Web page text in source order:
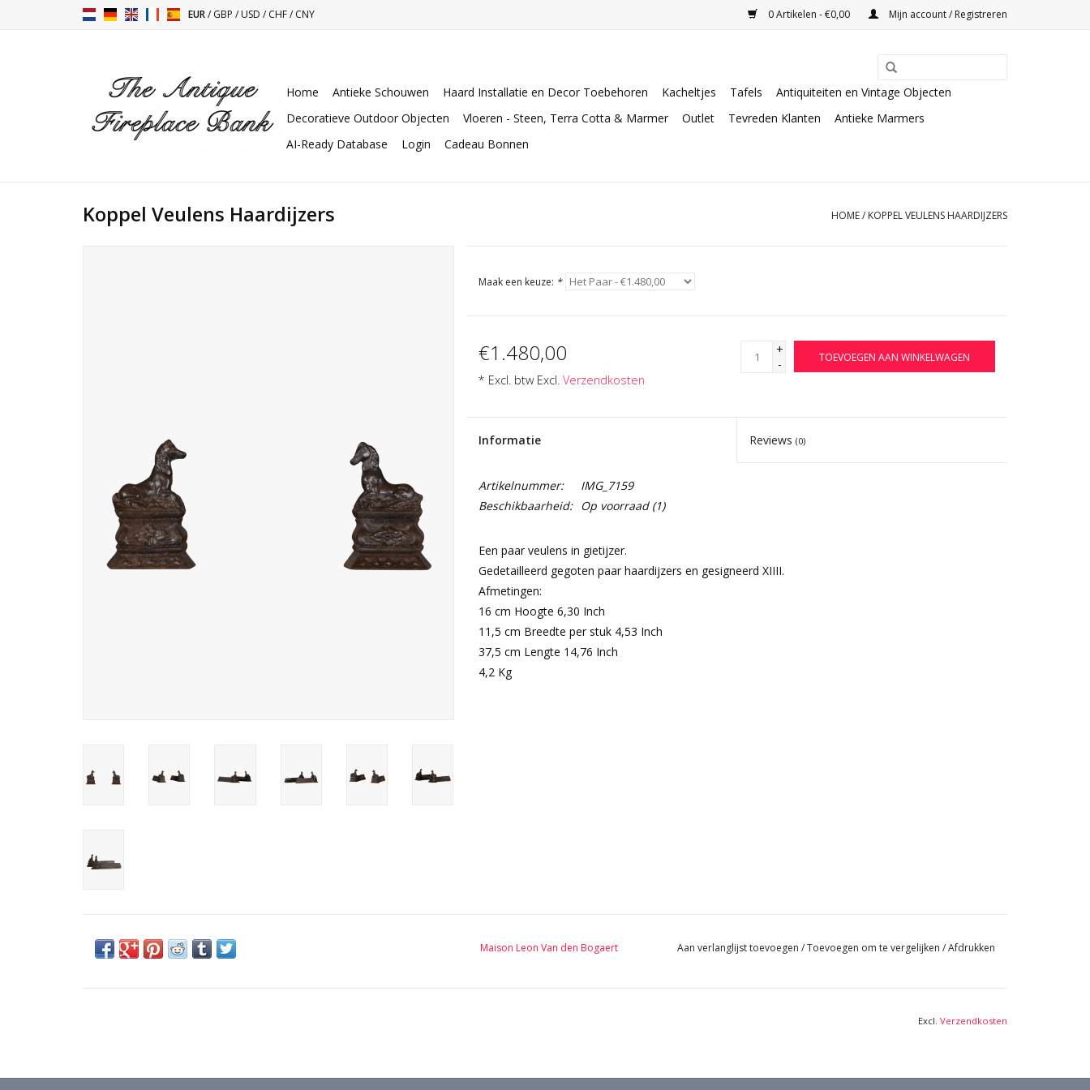
EUR/GBP /USD /CHF/CNY 0 Artikelen - €0,00 Mijn account / Registreren
Home Antieke Schouwen Haard Installatie en Decor Toebehoren Kacheltjes Tafels
Antiquiteiten en Vintage Objecten
Decoratieve Outdoor Objecten
Vloeren - Steen, Terra Cotta & Marmer Outlet Tevreden Klanten
Antieke Marmers
AI-Ready Database
Login Cadeau Bonnen
Koppel Veulens Haardijzers HOME/ KOPPEL VEULENS HAARDIJZERS
Maak een keuze: *
€1.480,00
* Excl. btw Excl. Verzendkosten
+
-
TOEVOEGEN AAN WINKELWAGEN
Informatie Reviews(0)
Artikelnummer:
IMG_7159
Beschikbaarheid:
Op voorraad(1)
Een paar veulens in gietijzer.
Gedetailleerd gegoten paar haardijzers en gesigneerd XIIII.
Afmetingen:
16 cm Hoogte 6,30 Inch
11,5 cm Breedte per stuk 4,53 Inch
37,5 cm Lengte 14,76 Inch
4,2 Kg
Maison Leon Van den Bogaert Aan verlanglijst toevoegen /Toevoegen om te vergelijken /Afdrukken
Excl. Verzendkosten